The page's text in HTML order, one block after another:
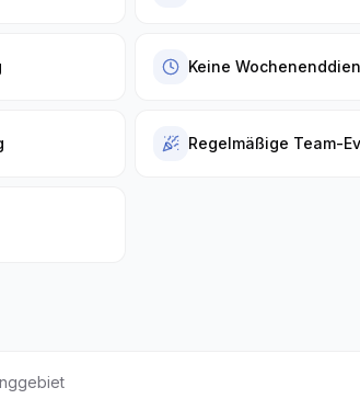
Keine
Regelmäßige Team-